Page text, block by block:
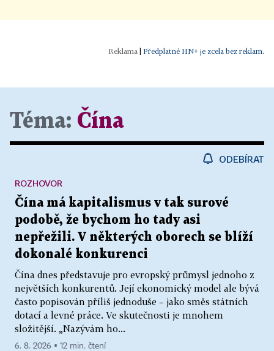
| Předplatné HN+ je zcela bez reklam.
Téma: Čína
ODEBÍRAT
Čína má kapitalismus v tak surové
podobě, že bychom ho tady asi
nepřežili. V některých oborech se blíží
dokonalé konkurenci
Čína dnes představuje pro evropský průmysl jednoho z
největších konkurentů. Její ekonomický model ale bývá
často popisován příliš jednoduše – jako směs státních
dotací a levné práce. Ve skutečnosti je mnohem
složitější. „Nazývám ho...
ROZHOVOR
6. 8. 2026 ▪ 12 min. čtení